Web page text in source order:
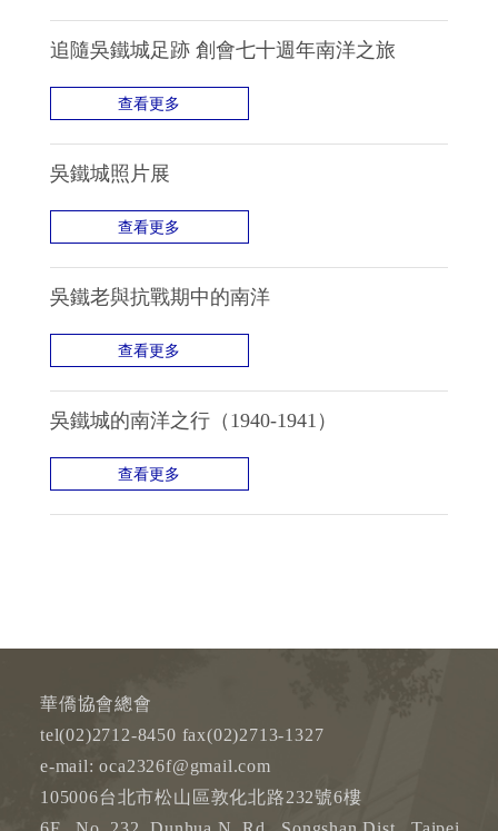
追隨吳鐵城足跡 創會七十週年南洋之旅
查看更多
吳鐵城照片展
查看更多
吳鐵老與抗戰期中的南洋
查看更多
吳鐵城的南洋之行（1940-1941）
查看更多
華僑協會總會
tel(02)2712-8450 fax(02)2713-1327
e-mail: oca2326f@gmail.com
105006台北市松山區敦化北路232號6樓